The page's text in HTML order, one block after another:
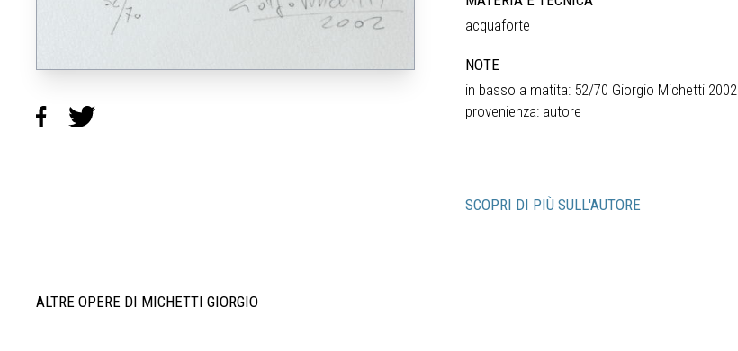
acquaforte
NOTE
in basso a matita: 52/70 Giorgio Michetti 2002
provenienza: autore
SCOPRI DI PIÙ SULL'AUTORE
ALTRE OPERE DI MICHETTI GIORGIO